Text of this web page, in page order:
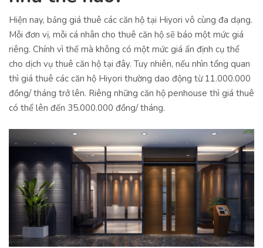
Hiện nay, bảng giá thuê các căn hộ tại Hiyori vô cùng đa dạng.
Mỗi đơn vị, mỗi cá nhân cho thuê căn hộ sẽ báo một mức giá
riêng. Chính vì thế mà không có một mức giá ấn định cụ thể
cho dịch vụ thuê căn hộ tại đây. Tuy nhiên, nếu nhìn tổng quan
thì giá thuê các căn hộ Hiyori thường dao động từ 11.000.000
đồng/ tháng trở lên. Riêng những căn hộ penhouse thì giá thuê
có thể lên đến 35.000.000 đồng/ tháng.